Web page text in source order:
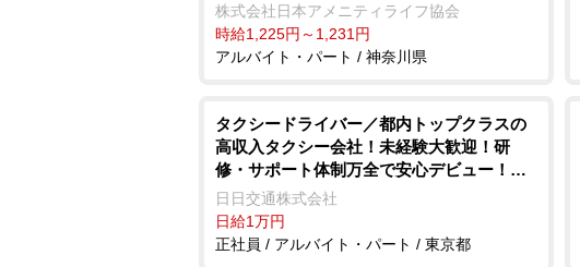
株式会社日本アメニティライフ協会
時給1,225円～1,231円
アルバイト・パート / 神奈川県
タクシードライバー／都内トップクラスの
高収入タクシー会社！未経験大歓迎！研
修・サポート体制万全で安心デビュー！月
収100万円超も可能！
日日交通株式会社
日給1万円
正社員 / アルバイト・パート / 東京都